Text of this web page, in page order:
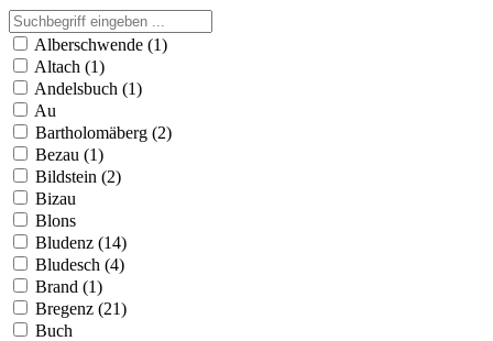
Alberschwende (1)
Altach (1)
Andelsbuch (1)
Au
Bartholomäberg (2)
Bezau (1)
Bildstein (2)
Bizau
Blons
Bludenz (14)
Bludesch (4)
Brand (1)
Bregenz (21)
Buch